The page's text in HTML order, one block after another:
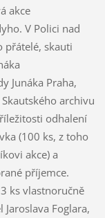
akce
V Polici nad
přátelé, skauti
Junáka Praha,
archivu
odhalení
(100 ks, z toho
akce) a
příjemce.
ks vlastnoručně
Foglara,